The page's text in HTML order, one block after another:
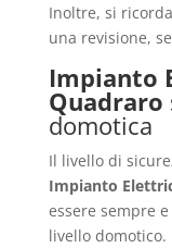
Inoltre, si
una revisione,
Impianto
Quadraro
domotica
Il livello di
Impianto
essere sempre
livello domotico.